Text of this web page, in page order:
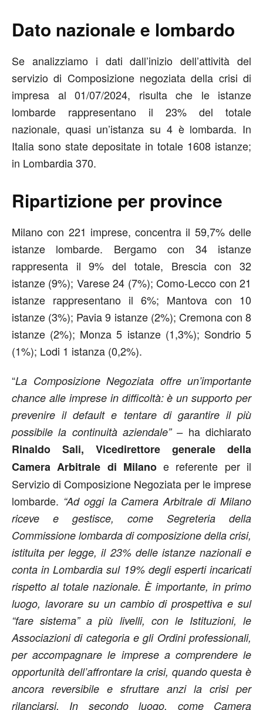
Dato nazionale e lombardo
Se analizziamo i dati dall’inizio dell’attività del
servizio di Composizione negoziata della crisi di
impresa al 01/07/2024, risulta che le istanze
lombarde rappresentano il 23% del totale
nazionale, quasi un’istanza su 4 è lombarda. In
Italia sono state depositate in totale 1608 istanze;
in Lombardia 370.
Ripartizione per province
Milano con 221 imprese, concentra il 59,7% delle
istanze lombarde. Bergamo con 34 istanze
rappresenta il 9% del totale, Brescia con 32
istanze (9%); Varese 24 (7%); Como-Lecco con 21
istanze rappresentano il 6%; Mantova con 10
istanze (3%); Pavia 9 istanze (2%); Cremona con 8
istanze (2%); Monza 5 istanze (1,3%); Sondrio 5
(1%); Lodi 1 istanza (0,2%).
“La Composizione Negoziata offre un’importante
chance alle imprese in difficoltà: è un supporto per
prevenire il default e tentare di garantire il più
possibile la continuità aziendale” – ha dichiarato
Rinaldo Sali, Vicedirettore generale della
Camera Arbitrale di Milanoe referente per il
Servizio di Composizione Negoziata per le imprese
lombarde. “Ad oggi la Camera Arbitrale di Milano
riceve e gestisce, come Segreteria della
Commissione lombarda di composizione della crisi,
istituita per legge, il 23% delle istanze nazionali e
conta in Lombardia sul 19% degli esperti incaricati
rispetto al totale nazionale. È importante, in primo
luogo, lavorare su un cambio di prospettiva e sul
“fare sistema” a più livelli, con le Istituzioni, le
Associazioni di categoria e gli Ordini professionali,
per accompagnare le imprese a comprendere le
opportunità dell’affrontare la crisi, quando questa è
ancora reversibile e sfruttare anzi la crisi per
rilanciarsi. In secondo luogo, come Camera